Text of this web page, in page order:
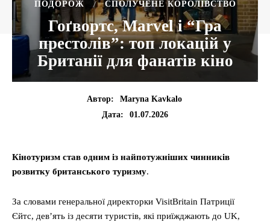
ПОДОРОЖ СПОЛУЧЕНЕ КОРОЛІВСТВО
Гоґвортс, Marvel і “Гра
престолів”: топ локацій у
Британії для фанатів кіно
Автор:
Maryna Kavkalo
Дата:
01.07.2026
Кінотуризм став одним із найпотужніших чинників
розвитку британського туризму.
За словами генеральної директорки VisitBritain Патриції
Єйтс, дев’ять із десяти туристів, які приїжджають до UK,